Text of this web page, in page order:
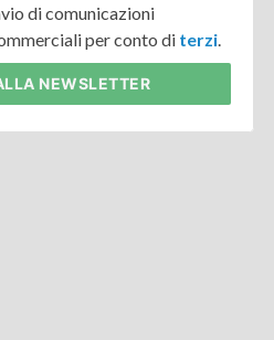
di comunicazioni
per conto di terzi
NEWSLETTER